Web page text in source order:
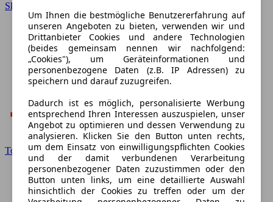
Skoda
Toyota
Um Ihnen die bestmögliche Benutzererfahrung auf
unseren Angeboten zu bieten, verwenden wir und
Drittanbieter Cookies und andere Technologien
(beides gemeinsam nennen wir nachfolgend:
„Cookies"), um Geräteinformationen und
personenbezogene Daten (z.B. IP Adressen) zu
speichern und darauf zuzugreifen.
Dadurch ist es möglich, personalisierte Werbung
entsprechend Ihren Interessen auszuspielen, unser
Angebot zu optimieren und dessen Verwendung zu
analysieren. Klicken Sie den Button unten rechts,
um dem Einsatz von einwilligungspflichten Cookies
und der damit verbundenen Verarbeitung
personenbezogener Daten zuzustimmen oder den
Button unten links, um eine detaillierte Auswahl
hinsichtlich der Cookies zu treffen oder um der